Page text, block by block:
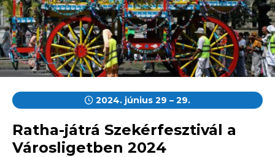
2024. június 29 – 29.
Ratha-játrá Szekérfesztivál a
Városligetben 2024